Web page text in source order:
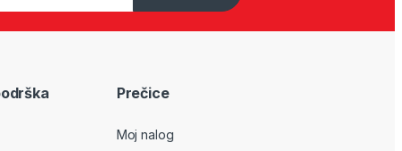
Prečice
Moj nalog